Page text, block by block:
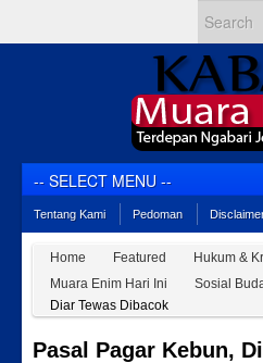
Tentang Kami Pedoman
Home Featured
Hukum &
Muara Enim Hari Ini
Sosial
Diar Tewas Dibacok
Pasal Pagar Kebun,